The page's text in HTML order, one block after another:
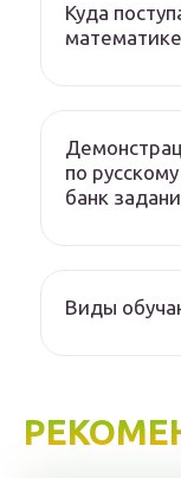
Куда
по
банк
Виды